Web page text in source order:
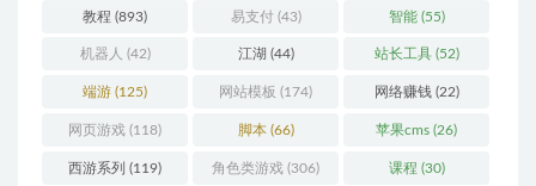
教程 (893) 易支付(43) 智能(55)
机器人 (42) 江湖 (44) 站长工具(52)
端游 (125) 网站模板 (174) 网络赚钱(22)
网页游戏 (118) 脚本(66) 苹果cms (26)
西游系列 (119) 角色类游戏 (306) 课程 (30)